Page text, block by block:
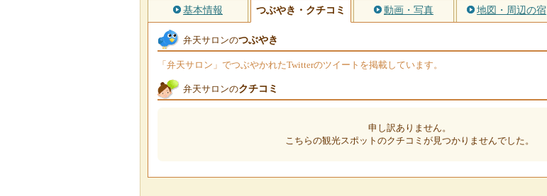
基本情報 つぶやき・クチコミ 動画・写真 地図・周辺の宿
弁天サロンのつぶやき
「弁天サロン」でつぶやかれたTwitterのツイートを掲載しています。
弁天サロンのクチコミ
申し訳ありません。
こちらの観光スポットのクチコミが見つかりませんでした。